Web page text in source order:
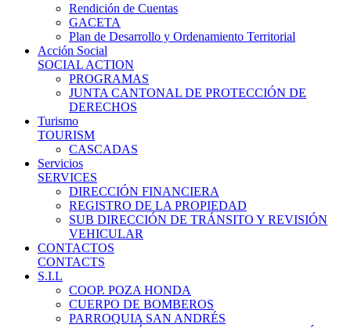
Rendición de Cuentas
GACETA
Plan de Desarrollo y Ordenamiento Territorial
Acción Social
SOCIAL ACTION
PROGRAMAS
JUNTA CANTONAL DE PROTECCIÓN DE
DERECHOS
Turismo
TOURISM
CASCADAS
Servicios
SERVICES
DIRECCIÓN FINANCIERA
REGISTRO DE LA PROPIEDAD
SUB DIRECCIÓN DE TRÁNSITO Y REVISIÓN
VEHICULAR
CONTACTOS
CONTACTS
S.I.L
COOP. POZA HONDA
CUERPO DE BOMBEROS
PARROQUIA SAN ANDRÉS